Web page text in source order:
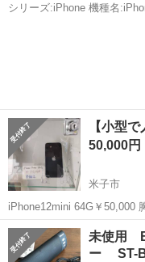
シリーズ:iPhone 機種名
【小型
50,000円
米子市
iPhone12mini 64G￥50,000 胸ポケットにも収まる小型サイズが人気の
機種です！ 整備品は当店にて画面やバッテリーなど入荷時に不良のあ
った箇所を修理したものに
使...
鳥取 米子市 その他
未使用
ー ST-